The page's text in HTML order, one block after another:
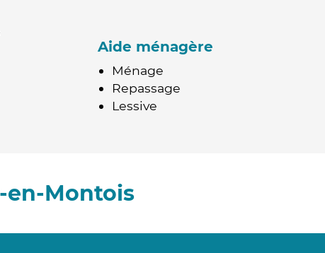
Aide ménagère
Ménage
Repassage
Lessive
en-Montois